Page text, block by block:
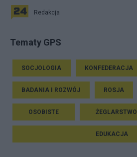
Redakcja
Tematy GPS
SOCJOLOGIA KONFEDERACJA
BADANIA I ROZWÓJ ROSJA
OSOBISTE ŻEGLARSTWO
EDUKACJA